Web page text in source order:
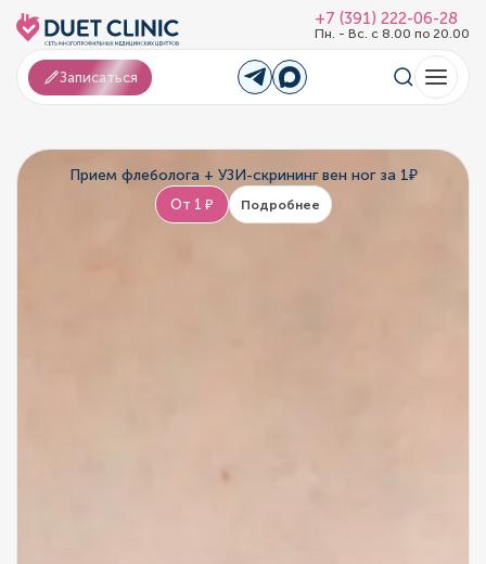
+7 (391) 222-06-28
Пн. - Вс. с 8.00 по 20.00
Записаться
Прием флеболога + УЗИ-скрининг вен ног за 1₽
От 1 ₽ Подробнее